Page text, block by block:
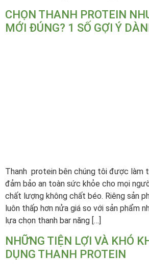
CHỌN THANH PROTEIN
MỚI ĐÚNG? 1 SỐ GỢI Ý
Thanh protein bên chúng tôi được làm
đảm bảo an toàn sức khỏe cho mọi
chất lượng không chất béo. Riêng sản
luôn thấp hơn nửa giá so với sản phẩm
lựa chọn thanh bar năng […]
NHỮNG TIỆN LỢI VÀ KHÓ
DỤNG THANH PROTEIN